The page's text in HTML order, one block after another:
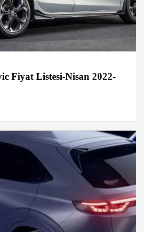
Fiyat Listesi-Nisan 2022-